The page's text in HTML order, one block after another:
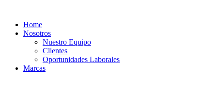
contenidoHome
Nosotros
Nuestro Equipo
Clientes
Oportunidades Laborales
Marcas